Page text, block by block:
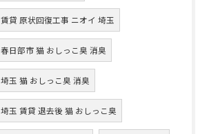
賃貸 原状回復工事 ニオイ 埼玉
春日部市 猫 おしっこ臭 消臭
埼玉 猫 おしっこ臭 消臭
埼玉 賃貸 退去後 猫 おしっこ臭